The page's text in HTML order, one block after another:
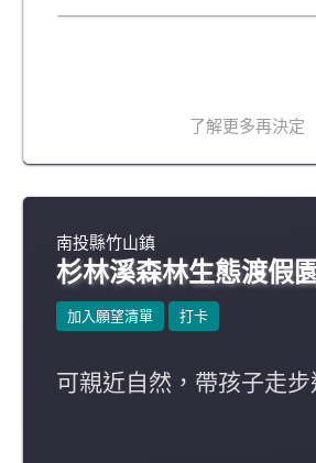
了解更多再決定
南投縣竹山鎮
杉林溪森林生態渡假
加入願望清單 打卡
可親近自然，帶孩子走步